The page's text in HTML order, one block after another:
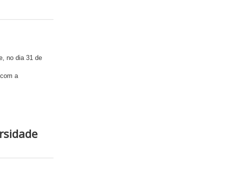
no dia 31 de
a